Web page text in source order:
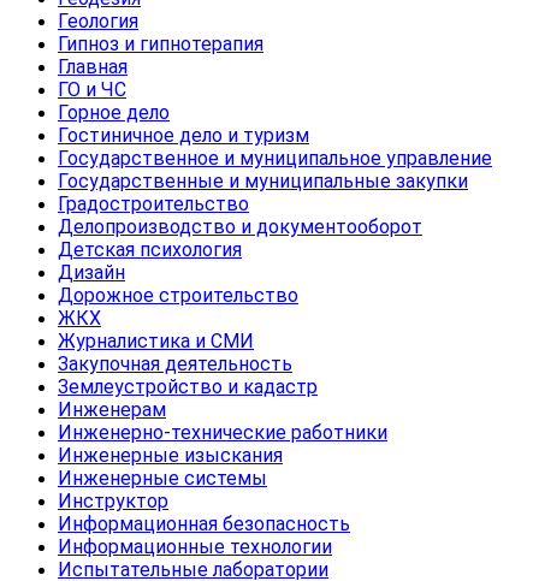
Геология
Гипноз и гипнотерапия
Главная
ГО и ЧС
Горное дело
Гостиничное дело и туризм
Государственное и муниципальное управление
Государственные и муниципальные закупки
Градостроительство
Делопроизводство и документооборот
Детская психология
Дизайн
Дорожное строительство
ЖКХ
Журналистика и СМИ
Закупочная деятельность
Землеустройство и кадастр
Инженерам
Инженерно-технические работники
Инженерные изыскания
Инженерные системы
Инструктор
Информационная безопасность
Информационные технологии
Испытательные лаборатории